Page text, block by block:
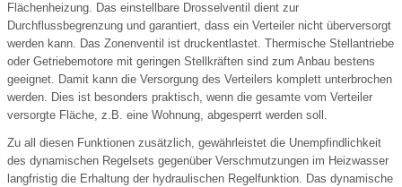
Flächenheizung. Das einstellbare Drosselventil dient zur
Durchflussbegrenzung und garantiert, dass ein Verteiler nicht überversorgt
werden kann. Das Zonenventil ist druckentlastet. Thermische Stellantriebe
oder Getriebemotore mit geringen Stellkräften sind zum Anbau bestens
geeignet. Damit kann die Versorgung des Verteilers komplett unterbrochen
werden. Dies ist besonders praktisch, wenn die gesamte vom Verteiler
versorgte Fläche, z.B. eine Wohnung, abgesperrt werden soll.
Zu all diesen Funktionen zusätzlich, gewährleistet die Unempfindlichkeit
des dynamischen Regelsets gegenüber Verschmutzungen im Heizwasser
langfristig die Erhaltung der hydraulischen Regelfunktion. Das dynamische